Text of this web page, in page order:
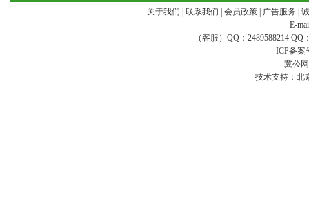
关于我们 联系我们 会员政策| 广告服务
E-
（客服）QQ：2489588214 QQ
ICP备案
冀公
技术支持： 北